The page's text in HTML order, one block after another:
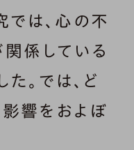
では、心の不
係している
。では、ど
響をおよぼ